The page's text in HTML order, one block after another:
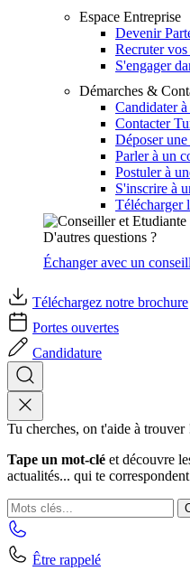
Espace Entreprise
Devenir
Recruter vos
S'engager
Démarches &
Candidater
Contacter
Déposer
Parler à un
Postuler à
S'inscrire à
Télécharger
D'autres questions ?
Échanger avec un
Téléchargez notre brochure
Portes ouvertes
Candidature
Tu cherches, on t'aide à trouver
Tape un mot-clé et découvre
actualités... qui te
Être rappelé